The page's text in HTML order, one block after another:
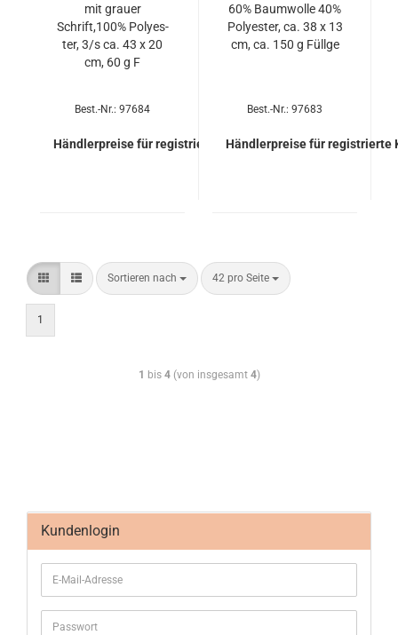
mit grau­er
Schrift,100% Po­ly­es­
ter, 3/s ca. 43 x 20
cm, 60 g F
Best.-Nr.: 97684
Händlerpreise für registrierte Kunden
60% Baum­wol­le 40%
Po­ly­es­ter, ca. 38 x 13
cm, ca. 150 g Füll­ge
Best.-Nr.: 97683
Händlerpreise für registrierte
Sortieren nach 42 pro Seite
1
1 bis 4(von insgesamt 4)
Kundenlogin